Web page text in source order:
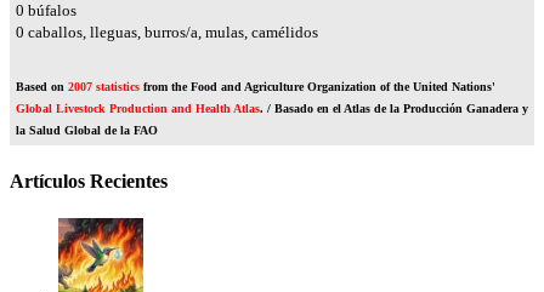
0 búfalos
0 caballos, lleguas, burros/a, mulas, camélidos
Based on 2007 statistics from the Food and Agriculture Organization of the United Nations'
Global Livestock Production and Health Atlas. / Basado en el Atlas de la Producción Ganadera y
la Salud Global de la FAO
Artículos Recientes